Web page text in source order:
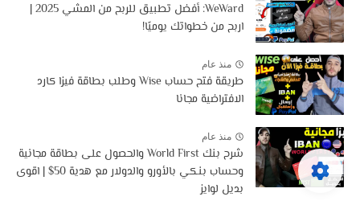
WeWard: أفضل تطبيق للربح من المشي 2025 |
اربح من خطواتك يوميًا!
منذ عام
طريقة فتح حساب Wise وطلب بطاقة فيزا كارد
الافتراضية مجانا
منذ عام
شرح بنك World First والحصول على بطاقة مجانية
وحساب بنكي بالأورو والدولار مع هدية 50$ | اقوى
بديل لوايز